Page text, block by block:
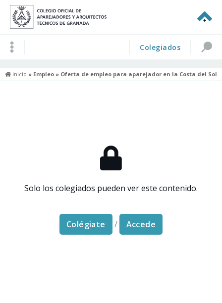
Colegiados
Inicio » Empleo » Oferta de empleo para aparejador en la Costa del Sol
Solo los colegiados pueden ver este contenido.
Colégiate / Accede